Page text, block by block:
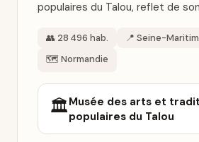
populaires du Talou, reflet de
👥 28 496 hab.
📍 Seine-
🗺️ Normandie
🏛️Musée des arts et
populaires du Talou